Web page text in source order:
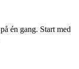
én gang. Start med